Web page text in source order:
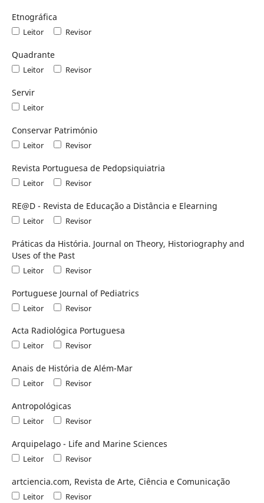
Etnográfica
Leitor Revisor
Quadrante
Leitor Revisor
Servir
Leitor
Conservar Património
Leitor Revisor
Revista Portuguesa de Pedopsiquiatria
Leitor Revisor
RE@D - Revista de Educação a Distância e Elearning
Leitor Revisor
Práticas da História. Journal on Theory, Historiography and
Uses of the Past
Leitor Revisor
Portuguese Journal of Pediatrics
Leitor Revisor
Acta Radiológica Portuguesa
Leitor Revisor
Anais de História de Além-Mar
Leitor Revisor
Antropológicas
Leitor Revisor
Arquipelago - Life and Marine Sciences
Leitor Revisor
artciencia.com, Revista de Arte, Ciência e Comunicação
Leitor Revisor